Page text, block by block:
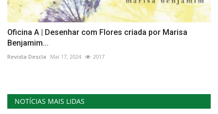
Oficina A | Desenhar com Flores criada por Marisa
Benjamim...
Revista Descla Mai 17, 2024 2017
NOTÍCIAS MAIS LIDAS